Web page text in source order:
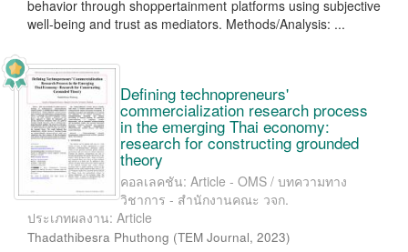
behavior through shoppertainment platforms using subjective
well-being and trust as mediators. Methods/Analysis: ...
Defining technopreneurs'
commercialization research process
in the emerging Thai economy:
research for constructing grounded
theory
คอลเลคชัน: Article - OMS / บทความทาง
วิชาการ - สำนักงานคณะ วจก.
ประเภทผลงาน: Article
Thadathibesra Phuthong (TEM Journal, 2023)